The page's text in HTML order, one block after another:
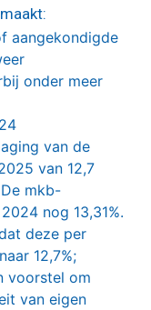
aangekondigde
onder meer
van de
van 12,7
mkb-
nog 13,31%.
deze per
12,7%;
voorstel om
van eigen